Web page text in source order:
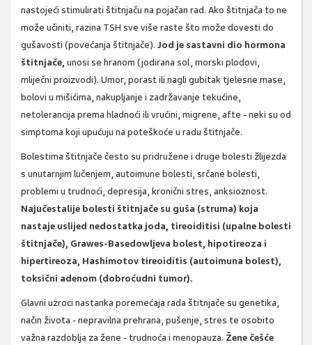
nastojeći stimulirati štitnjaču na pojačan rad. Ako štitnjača to ne
može učiniti, razina TSH sve više raste što može dovesti do
gušavosti (povećanja štitnjače). Jod je sastavni dio hormona
štitnjače, unosi se hranom (jodirana sol, morski plodovi,
mliječni proizvodi). Umor, porast ili nagli gubitak tjelesne mase,
bolovi u mišićima, nakupljanje i zadržavanje tekućine,
netolerancija prema hladnoći ili vrućini, migrene, afte - neki su od
simptoma koji upućuju na poteškoće u radu štitnjače.
Bolestima štitnjače često su pridružene i druge bolesti žlijezda
s unutarnjim lučenjem, autoimune bolesti, srčane bolesti,
problemi u trudnoći, depresija, kronični stres, anksioznost.
Najučestalije bolesti štitnjače su guša (struma) koja
nastaje uslijed nedostatka joda, tireoiditisi (upalne bolesti
štitnjače), Grawes-Basedowljeva bolest, hipotireoza i
hipertireoza, Hashimotov tireoiditis (autoimuna bolest),
toksični adenom (dobroćudni tumor).
Glavni uzroci nastanka poremećaja rada štitnjače su genetika,
način života - nepravilna prehrana, pušenje, stres te osobito
važna razdoblja za žene - trudnoća i menopauza. Žene češće